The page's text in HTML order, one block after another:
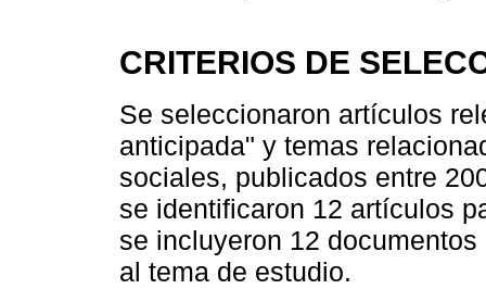
CRITERIOS DE
Se seleccionaron artículos
anticipada" y temas
sociales, publicados entre
se identificaron 12 artículos
se incluyeron 12
al tema de estudio.